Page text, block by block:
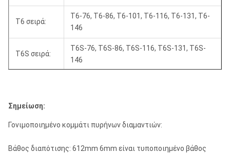
T6 σειρά:
T6-76, T6-86, T6-101, T6-116, T6-131, T6-
146
T6S σειρά:
T6S-76, T6S-86, T6S-116, T6S-131, T6S-
146
WF σειρά:
EWG, AWG, BWG, NWG, HWG
Σημείωση:
Γονιμοποιημένο κομμάτι πυρήνων διαμαντιών:
Βάθος διαπότισης: 612mm 6mm είναι τυποποιημένο βάθος